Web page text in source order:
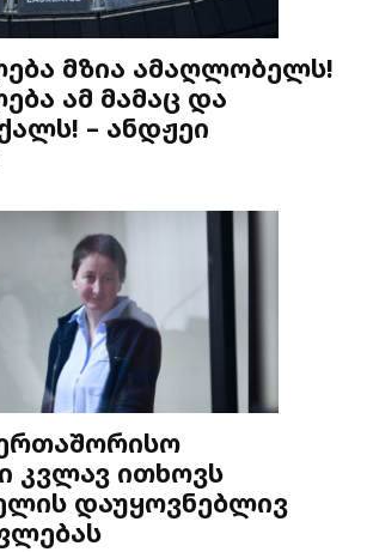
მზია ამაღლობელს!
ამ მამაც და
– ანდჟეი
კვლავ ითხოვს
დაუყოვნებლივ